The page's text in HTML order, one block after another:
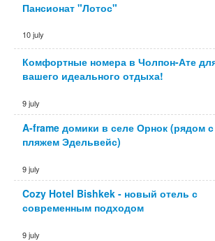
Пансионат "Лотос"
10 july
Комфортные номера в Чолпон-Ате
вашего идеального отдыха!
9 july
A-frame домики в селе Орнок (рядом с
пляжем Эдельвейс)
9 july
Cozy Hotel Bishkek - новый отель с
современным подходом
9 july